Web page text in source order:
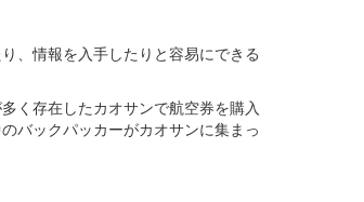
、情報を入手したりと容易にできる
く存在したカオサンで航空券を購入
バックパッカーがカオサンに集まっ